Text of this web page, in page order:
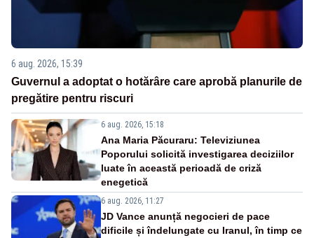
6 aug. 2026, 15:39
Guvernul a adoptat o hotărâre care aprobă planurile de
pregătire pentru riscuri
6 aug. 2026, 15:18
Ana Maria Păcuraru: Televiziunea
Poporului solicită investigarea deciziilor
luate în această perioadă de criză
enegetică
6 aug. 2026, 11:27
JD Vance anunță negocieri de pace
dificile și îndelungate cu Iranul, în timp ce